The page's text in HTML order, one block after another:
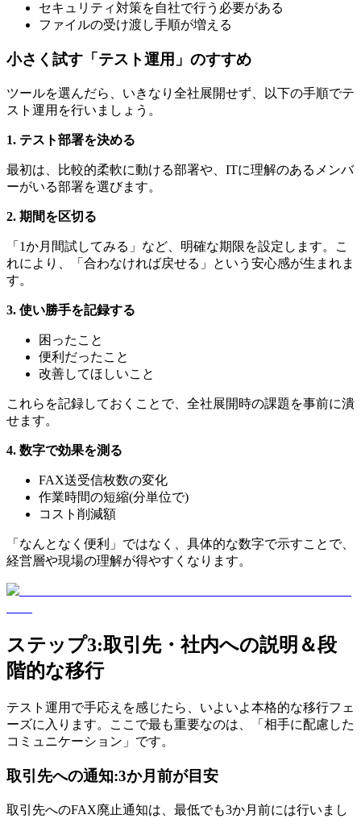
セキュリティ対策を自社で行う必要がある
ファイルの受け渡し手順が増える
小さく試す「テスト運用」のすすめ
ツールを選んだら、いきなり全社展開せず、以下の手順でテ
スト運用を行いましょう。
1. テスト部署を決める
最初は、比較的柔軟に動ける部署や、ITに理解のあるメンバ
ーがいる部署を選びます。
2. 期間を区切る
「1か月間試してみる」など、明確な期限を設定します。こ
れにより、「合わなければ戻せる」という安心感が生まれま
す。
3. 使い勝手を記録する
困ったこと
便利だったこと
改善してほしいこと
これらを記録しておくことで、全社展開時の課題を事前に潰
せます。
4. 数字で効果を測る
FAX送受信枚数の変化
作業時間の短縮(分単位で)
コスト削減額
「なんとなく便利」ではなく、具体的な数字で示すことで、
経営層や現場の理解が得やすくなります。
ステップ3:取引先・社内への説明＆段
階的な移行
テスト運用で手応えを感じたら、いよいよ本格的な移行フェ
ーズに入ります。ここで最も重要なのは、「相手に配慮した
コミュニケーション」です。
取引先への通知:3か月前が目安
取引先へのFAX廃止通知は、最低でも3か月前には行いまし